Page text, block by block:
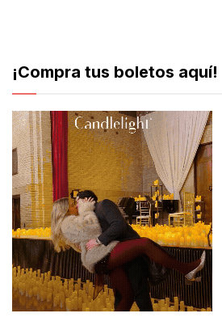
¡Compra tus boletos aquí!